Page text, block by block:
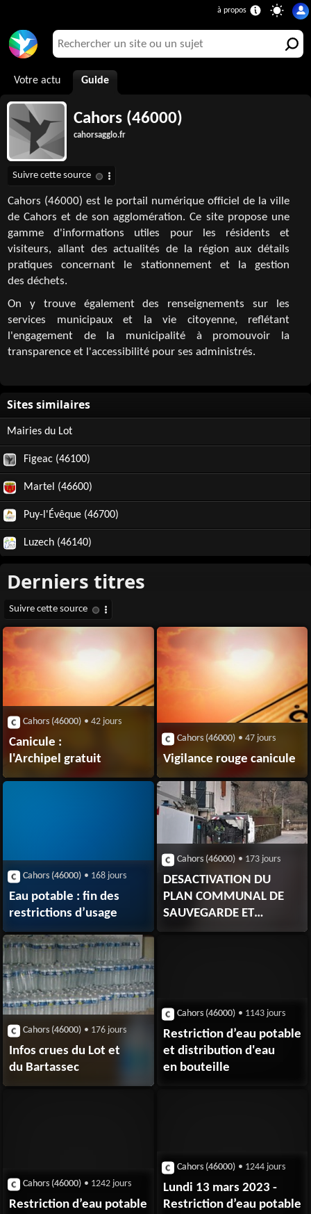
Votre actu Guide
Cahors (46000)
cahorsagglo.fr
Cahors (46000) est le portail numérique officiel de la ville
de Cahors et de son agglomération. Ce site propose une
gamme d'informations utiles pour les résidents et
visiteurs, allant des actualités de la région aux détails
pratiques concernant le stationnement et la gestion
des déchets.
On y trouve également des renseignements sur les
services municipaux et la vie citoyenne, reflétant
l'engagement de la municipalité à promouvoir la
transparence et l'accessibilité pour ses administrés.
Mairies du Lot
Figeac (46100)
Martel (46600)
Puy-l'Évêque (46700)
Luzech (46140)
Cahors (46000) • 42 jours
Canicule :
l'Archipel gratuit
Cahors (46000) • 47 jours
Vigilance rouge canicule
Cahors (46000) • 168 jours
Eau potable : fin des
restrictions d’usage
Cahors (46000) • 173 jours
DESACTIVATION DU
PLAN COMMUNAL DE
SAUVEGARDE ET
POURSUITE DES ACTIONS
Cahors (46000) • 176 jours
Infos crues du Lot et
du Bartassec
Cahors (46000) • 1143 jours
Restriction d’eau potable
et distribution d'eau
en bouteille
Cahors (46000) • 1242 jours
Restriction d’eau potable
Cahors (46000) • 1244 jours
Lundi 13 mars 2023 -
Restriction d’eau potable